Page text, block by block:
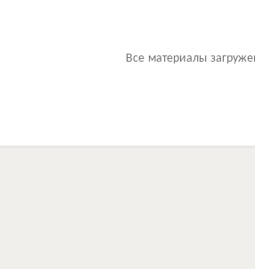
Все материалы